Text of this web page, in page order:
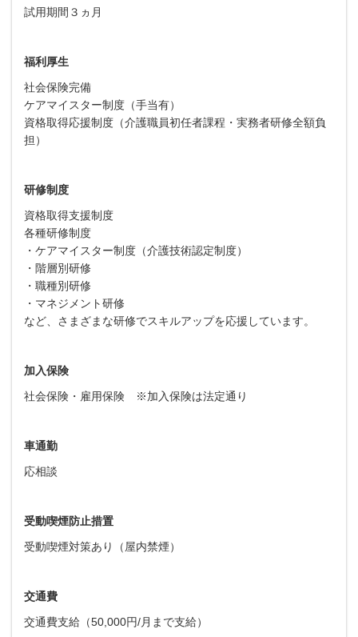
試用期間３ヵ月
福利厚生
社会保険完備
ケアマイスター制度（手当有）
資格取得応援制度（介護職員初任者課程・実務者研修全額負
担）
研修制度
資格取得支援制度
各種研修制度
・ケアマイスター制度（介護技術認定制度）
・階層別研修
・職種別研修
・マネジメント研修
など、さまざまな研修でスキルアップを応援しています。
加入保険
社会保険・雇用保険 ※加入保険は法定通り
車通勤
応相談
受動喫煙防止措置
受動喫煙対策あり（屋内禁煙）
交通費
交通費支給（50,000円/月まで支給）